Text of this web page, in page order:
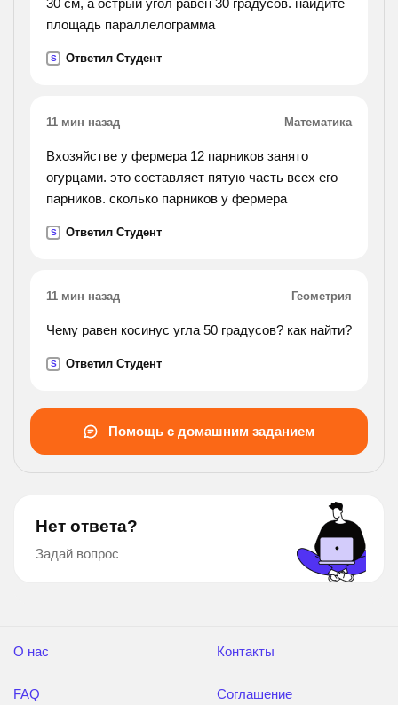
30 см, а острый угол равен 30 градусов. найдите
площадь параллелограмма
S Ответил Студент
11 мин назад Математика
Вхозяйстве у фермера 12 парников занято
огурцами. это составляет пятую часть всех его
парников. сколько парников у фермера
S Ответил Студент
11 мин назад Геометрия
Чему равен косинус угла 50 градусов? как найти?
S Ответил Студент
Помощь с домашним заданием
Нет ответа?
Задай вопрос
О нас
FAQ
Контакты
Соглашение